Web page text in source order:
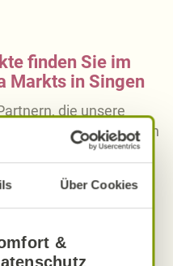
Über Cookies
&
finden Sie im
Markts in Singen
die unsere
versorgen, bieten
Produkte an.
von Weleda,
und vielen weiteren
Abschmecken für